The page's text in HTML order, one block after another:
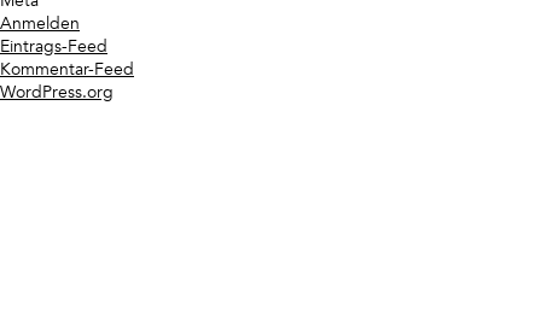
Anmelden
Eintrags-Feed
Kommentar-Feed
WordPress.org